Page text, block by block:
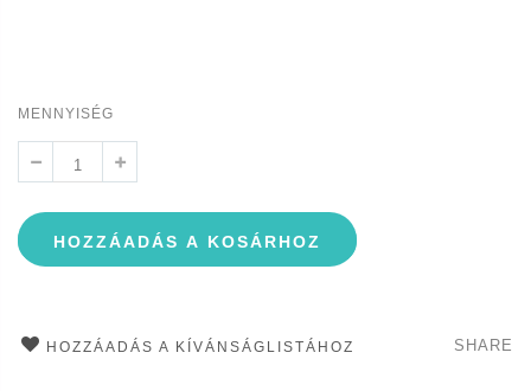
MENNYISÉG
HOZZÁADÁS A KOSÁRHOZ
HOZZÁADÁS A KÍVÁNSÁGLISTÁHOZ SHARE